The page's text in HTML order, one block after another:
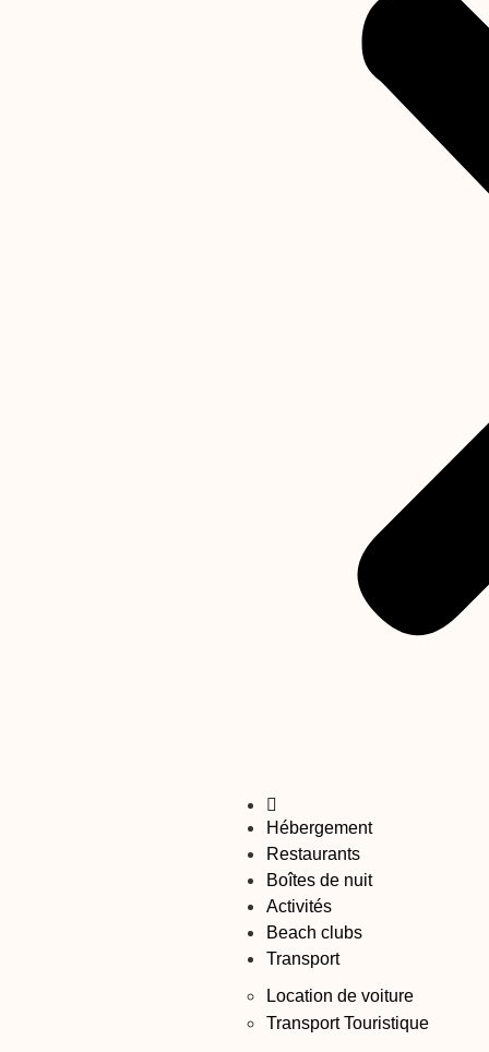
Hébergement
Restaurants
Boîtes de nuit
Activités
Beach clubs
Transport
Location de voiture
Transport Touristique